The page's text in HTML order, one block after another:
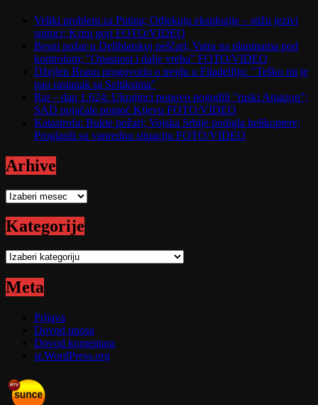
Veliki problem za Putina; Odjekuju eksplozije – stižu jezivi
snimci; Krim gori FOTO/VIDEO
Besni požar u Deliblatskoj peščari; Vatra na planinama pod
kontrolom; "Opasnost i dalje vreba" FOTO/VIDEO
Džejlen Braun progovorio o trejdu u Filadelfiju: "Teško mi je
pao rastanak sa Seltiksima"
Rat – dan 1.624: Ukrajinci ponovo pogodili "ruski Amazon";
SAD pojačale pomoć Kijevu FOTO/VIDEO
Katastrofa: Bukte požari; Vojska Srbije podigla helikoptere;
Proglasili su vanrednu situaciju FOTO/VIDEO
Arhive
Arhive
Kategorije
Kategorije
Meta
Prijava
Dovod unosa
Dovod komentara
sr.WordPress.org